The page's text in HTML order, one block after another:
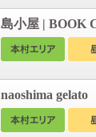
島小屋 | BOOK
naoshima gelato